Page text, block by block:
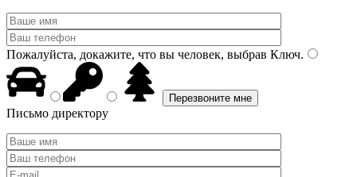
Пожалуйста, докажите, что вы человек, выбрав Ключ.
Письмо директору